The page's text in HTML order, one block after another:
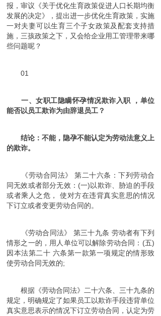
报，审议《关于优化生育政策促进人口长期均衡
发展的决定》，提出进一步优化生育政策，实施
一对夫妻可以生育三个子女政策及配套支持措
施，三孩政策之下，又会给企业用工管理带来哪
些问题呢？
01
一、女职工隐瞒怀孕情况欺诈 入职 ，单位
能否以员工欺诈为由辞退员工？
结论：不能，隐孕不能认定为劳动法意义上
的欺诈。
《劳动合同法》 第二十六条：下列劳动合
同无效或者部分无效：(一)以欺诈、胁迫的手段
或者乘人之危， 使对方在违背真实意思的情况
下订立或者变更劳动合同的。
《劳动合同法》 第三十九条 劳动者有下列
情形之一的，用人单位可以解除劳动合同：(五)
因本法第二十 六条第一款第一项规定的情形致
使劳动合同无效的;
根据《劳动合同法》二十六条、三十九条的
规定，明确规定了如果员工以欺诈手段违背单位
真实意思表示的情况下订立劳动合同，认定为劳